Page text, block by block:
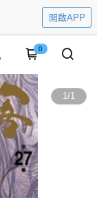
開啟APP
0
1/1